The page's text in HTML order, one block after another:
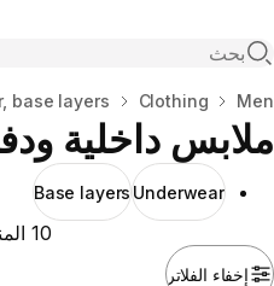
Open search
المنزل
Men
Clothing
base layers
ملابس داخلية
Underwear
Base layers
إخفاء الفلاتر
10 المنتجات